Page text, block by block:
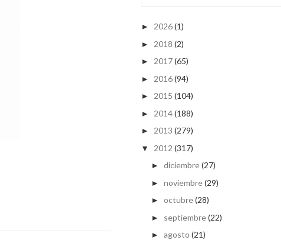
► 2026(1)
► 2018 (2)
► 2017(65)
► 2016(94)
► 2015 (104)
► 2014(188)
► 2013 (279)
▼ 2012 (317)
► diciembre(27)
► noviembre(29)
► octubre(28)
► septiembre(22)
► agosto (21)